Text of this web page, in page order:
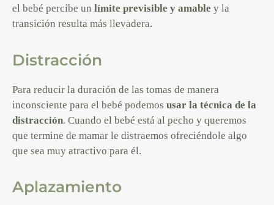
el bebé percibe un límite previsible y amable y la
transición resulta más llevadera.
Distracción
Para reducir la duración de las tomas de manera
inconsciente para el bebé podemos usar la técnica de la
distracción. Cuando el bebé está al pecho y queremos
que termine de mamar le distraemos ofreciéndole algo
que sea muy atractivo para él.
Aplazamiento